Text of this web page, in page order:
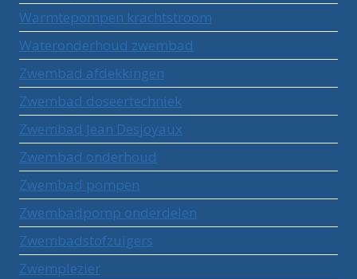
Warmtepompen krachtstroom
Wateronderhoud zwembad
Zwembad afdekkingen
Zwembad doseertechniek
Zwembad Jean Desjoyaux
Zwembad onderhoud
Zwembad pompen
Zwembadpomp onderdelen
Zwembadstofzuigers
Zwemplezier